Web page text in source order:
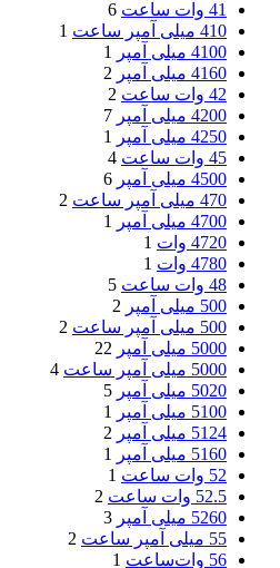
41 وات ساعت
6
410 میلی آمپر ساعت
1
4100 میلی آمپر
1
4160 میلی آمپر
2
42 وات ساعت
2
4200 میلی آمپر
7
4250 میلی آمپر
1
45 وات ساعت
4
4500 میلی آمپر
6
470 میلی آمپر ساعت
2
4700 میلی آمپر
1
4720 وات
1
4780 وات
1
48 وات ساعت
5
500 میلی آمپر
2
500 میلی آمپر ساعت
2
5000 میلی آمپر
22
5000 میلی آمپر ساعت
4
5020 میلی آمپر
5
5100 میلی آمپر
1
5124 میلی آمپر
2
5160 میلی آمپر
1
52 وات ساعت
1
52.5 وات ساعت
2
5260 میلی آمپر
3
55 میلی آمپر ساعت
2
56 وات‌ساعت
1